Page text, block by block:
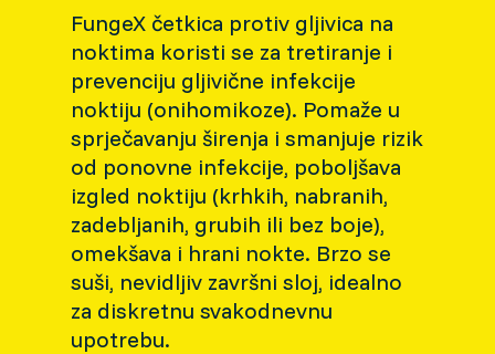
FungeX četkica protiv gljivica na
noktima koristi se za tretiranje i
prevenciju gljivične infekcije
noktiju (onihomikoze). Pomaže u
sprječavanju širenja i smanjuje rizik
od ponovne infekcije, poboljšava
izgled noktiju (krhkih, nabranih,
zadebljanih, grubih ili bez boje),
omekšava i hrani nokte. Brzo se
suši, nevidljiv završni sloj, idealno
za diskretnu svakodnevnu
upotrebu.